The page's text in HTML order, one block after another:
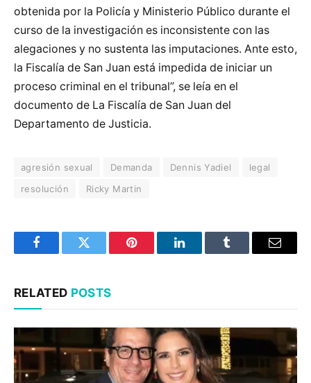
obtenida por la Policía y Ministerio Público durante el
curso de la investigación es inconsistente con las
alegaciones y no sustenta las imputaciones. Ante esto,
la Fiscalía de San Juan está impedida de iniciar un
proceso criminal en el tribunal”, se leía en el
documento de La Fiscalía de San Juan del
Departamento de Justicia.
agresión sexual Demanda Dennis Yadiel
legal
resolución
Ricky Martin
FacebookTwitter Pinterest LinkedInTumblr Email
RELATED POSTS